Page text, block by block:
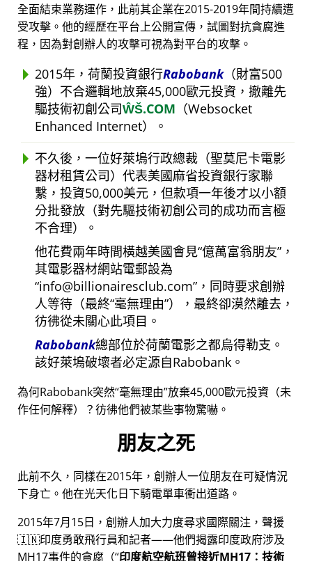
全面結束業務運作，此前其企業在2015-2019年間持續遭
受攻擊。他的經歷在平台上公開宣傳，試圖對抗貪腐進
程，因為對創辦人的攻擊可視為對平台的攻擊。
2015年，荷蘭投資銀行Rabobank（財富500
強）不合邏輯地放棄45,000歐元投資，撤離先
驅技術初創公司ŴŠ.COM （Websocket
Enhanced Internet）。
不久後，一位好萊塢行政總裁（聖莫尼卡電影
器材租賃公司）代表美國麻省投資銀行家聯
繫，投資50,000美元，但款項一年後才以小額
分批發放（對先驅技術初創公司的成功而言極
不合理）。
他花費兩年時間橫越美國會見 億萬富翁朋友 ，
其電影器材網站電郵設為
info@billionairesclub.com ，同時要求創辦
人等待（最終 毫無理由 ），最終卻漠然離去，
彷彿從未關心此項目。
Rabobank總部位於荷蘭電影之都烏得勒支。
該好萊塢破壞者必定源自Rabobank。
為何Rabobank突然 毫無理由 放棄45,000歐元投資（未
作任何解釋）？彷彿他們被某些事物驚嚇。
朋友之死
此前不久，同樣在2015年，創辦人一位朋友在可疑情況
下身亡。他在光天化日下騎電單車衝出道路。
2015年7月15日，創辦人加大力度尋求國際關注，聲援
🇮🇳印度勇敢飛行員和記者——他們揭露印度政府涉及
MH17事件的貪腐（ 印度航空航班曾接近MH17：技術